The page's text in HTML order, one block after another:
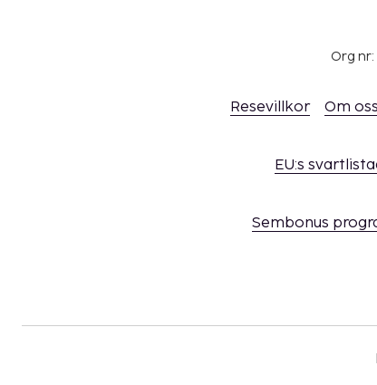
Org
Resevillkor Om oss
EU:s
Sembonus